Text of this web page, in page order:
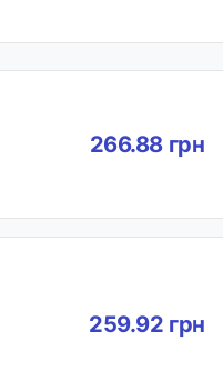
266.88 грн
259.92 грн